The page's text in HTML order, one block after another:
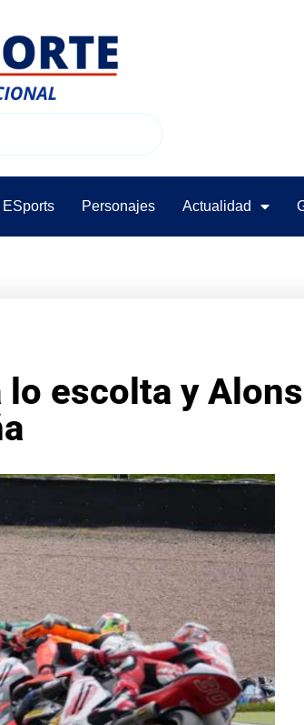
ESports Personajes Actualidad
lo escolta y